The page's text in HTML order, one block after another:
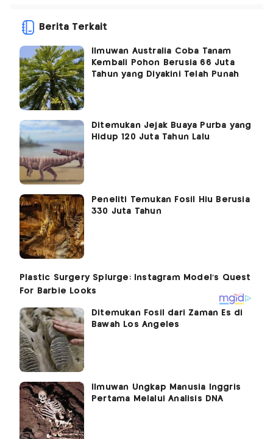
Berita Terkait
Ilmuwan Australia Coba Tanam
Kembali Pohon Berusia 66 Juta
Tahun yang Diyakini Telah Punah
Ditemukan Jejak Buaya Purba yang
Hidup 120 Juta Tahun Lalu
Peneliti Temukan Fosil Hiu Berusia
330 Juta Tahun
Ditemukan Fosil dari Zaman Es di
Bawah Los Angeles
Ilmuwan Ungkap Manusia Inggris
Pertama Melalui Analisis DNA